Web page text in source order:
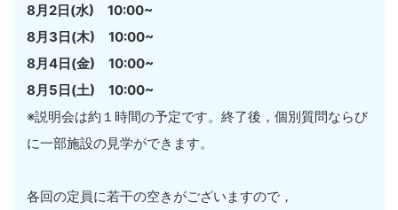
8月2日(水) 10:00~
8月3日(木) 10:00~
8月4日(金) 10:00~
8月5日(土) 10:00~
※説明会は約１時間の予定です。終了後，個別質問ならび
に一部施設の見学ができます。
各回の定員に若干の空きがございますので，